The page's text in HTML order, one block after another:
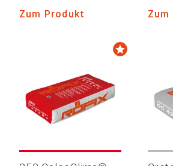
Zum Produkt Zum